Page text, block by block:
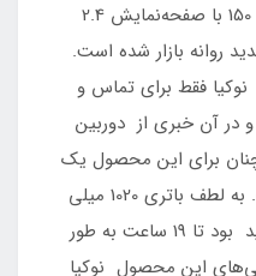
نوکیا 150 با صفحه‌نمایش 2.4
با نسخه جدید روانه بازار شده است.
فقط برای تماس و
و در آن خبری از دوربین
برای این محصول یک
دوربین VGA درنظر گرفته است. به لطف باتری 1020 میلی
آمپرساعتی نوکیا 150 قادر خواهید بود تا 19 ساعت به طور
این محصول نوکیا